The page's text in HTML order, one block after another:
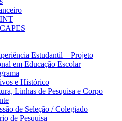
Estudantil – Projeto
em Educação Escolar
e Histórico
Linhas de Pesquisa e Corpo
de Seleção / Colegiado
de Pesquisa